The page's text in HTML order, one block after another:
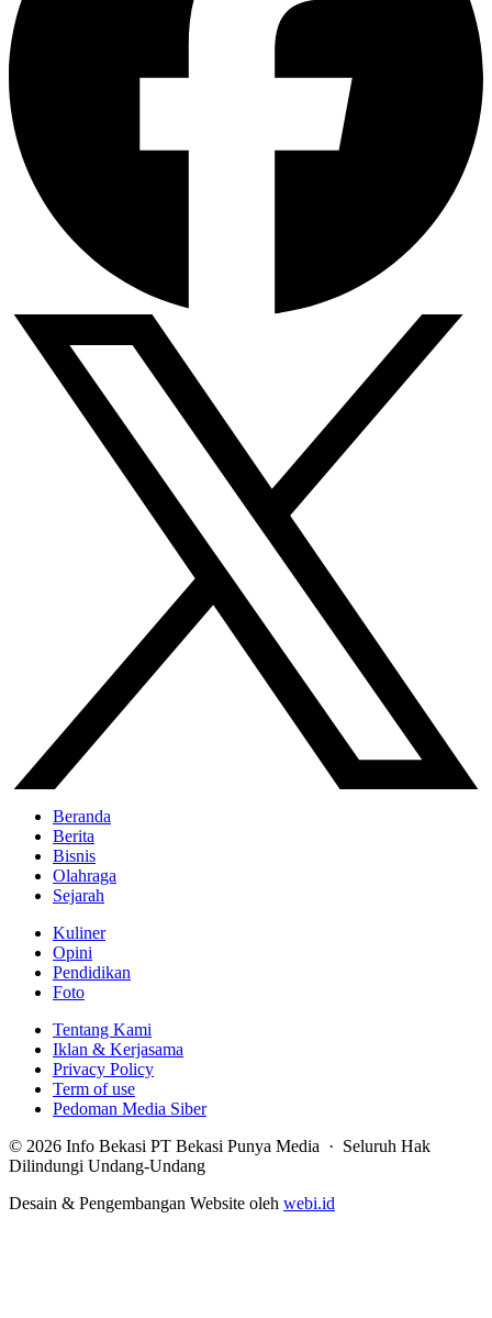
Beranda
Berita
Bisnis
Olahraga
Sejarah
Kuliner
Opini
Pendidikan
Foto
Tentang Kami
Iklan & Kerjasama
Privacy Policy
Term of use
Pedoman Media Siber
© 2026 Info Bekasi PT Bekasi Punya Media · Seluruh Hak
Dilindungi Undang-Undang
Desain & Pengembangan Website oleh webi.id